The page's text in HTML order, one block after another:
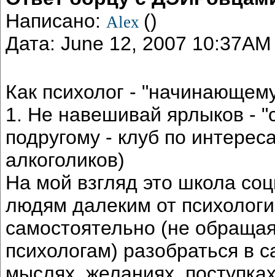
Написано: Alex ()
Дата: June 12, 2007 10:37AM
Как психолог -
1. Не навешивай ярлыков -
подругому - клуб по
алкоголиков)
На мой взгляд это школа
людям далеким от
самостоятельно (не
психологам) разобраться в